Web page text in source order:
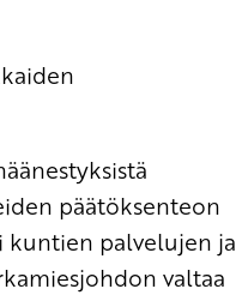
päätöksenteon
kuntien palvelujen ja
valtaa